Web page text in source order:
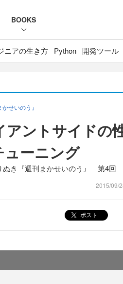
BOOKS
ニアの生き方 Python 開発ツール
せいのう』
ントサイドの
ーニング
ぬき『週刊まかせいのう』 第4回
2015/09/
ポスト